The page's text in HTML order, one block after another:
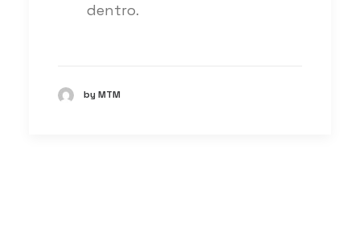
dentro.
by MTM